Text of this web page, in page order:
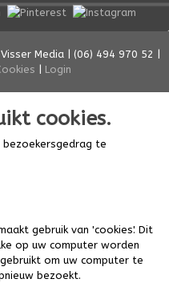
Media | (06) 494 970 52 |
Login
cookies.
bezoekersgedrag te
gebruik van 'cookies'. Dit
op uw computer worden
om uw computer te
bezoekt.